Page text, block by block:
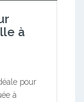
à
pour
à